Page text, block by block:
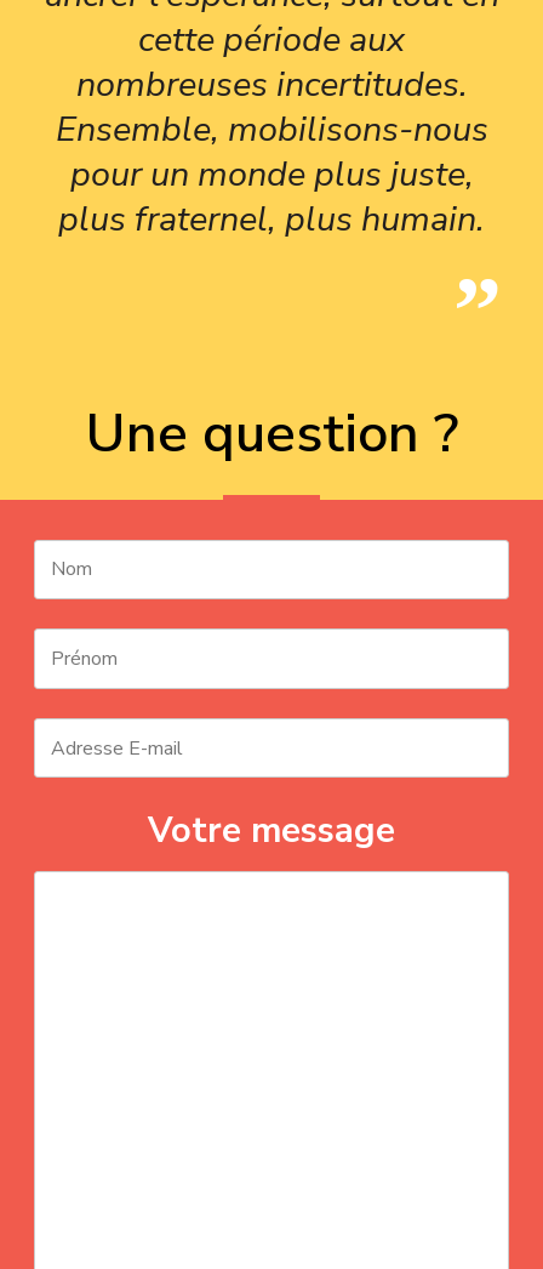
cette période aux
nombreuses incertitudes.
Ensemble, mobilisons-nous
pour un monde plus juste,
plus fraternel, plus humain.
Une question ?
Votre message